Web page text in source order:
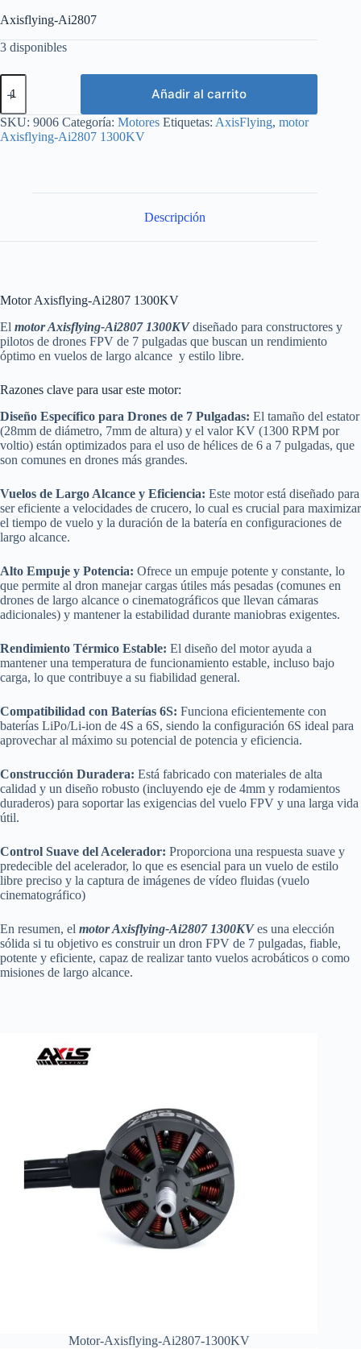
Axisflying-Ai2807
3 disponibles
Motor
Axisflying-
1300KV
cantidad
Añadir al carrito
SKU: 9006 Categoría: Motores Etiquetas: AxisFlying, motor
Axisflying-Ai2807 1300KV
Descripción
Motor Axisflying-Ai2807 1300KV
El motor Axisflying-Ai2807 1300KVdiseñado para constructores y
pilotos de drones FPV de 7 pulgadas que buscan un rendimiento
óptimo en vuelos de largo alcance y estilo libre.
Razones clave para usar este motor:
Diseño Específico para Drones de 7 Pulgadas: El tamaño del estator
(28mm de diámetro, 7mm de altura) y el valor KV (1300 RPM por
voltio) están optimizados para el uso de hélices de 6 a 7 pulgadas, que
son comunes en drones más grandes.
Vuelos de Largo Alcance y Eficiencia: Este motor está diseñado para
ser eficiente a velocidades de crucero, lo cual es crucial para maximizar
el tiempo de vuelo y la duración de la batería en configuraciones de
largo alcance.
Alto Empuje y Potencia: Ofrece un empuje potente y constante, lo
que permite al dron manejar cargas útiles más pesadas (comunes en
drones de largo alcance o cinematográficos que llevan cámaras
adicionales) y mantener la estabilidad durante maniobras exigentes.
Rendimiento Térmico Estable: El diseño del motor ayuda a
mantener una temperatura de funcionamiento estable, incluso bajo
carga, lo que contribuye a su fiabilidad general.
Compatibilidad con Baterías 6S: Funciona eficientemente con
baterías LiPo/Li-ion de 4S a 6S, siendo la configuración 6S ideal para
aprovechar al máximo su potencial de potencia y eficiencia.
Construcción Duradera: Está fabricado con materiales de alta
calidad y un diseño robusto (incluyendo eje de 4mm y rodamientos
duraderos) para soportar las exigencias del vuelo FPV y una larga vida
útil.
Control Suave del Acelerador: Proporciona una respuesta suave y
predecible del acelerador, lo que es esencial para un vuelo de estilo
libre preciso y la captura de imágenes de vídeo fluidas (vuelo
cinematográfico)
En resumen, el motor Axisflying-Ai2807 1300KVes una elección
sólida si tu objetivo es construir un dron FPV de 7 pulgadas, fiable,
potente y eficiente, capaz de realizar tanto vuelos acrobáticos o como
misiones de largo alcance.
Motor-Axisflying-Ai2807-1300KV